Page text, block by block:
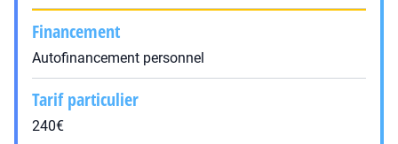
Financement
Autofinancement personnel
Tarif particulier
240€